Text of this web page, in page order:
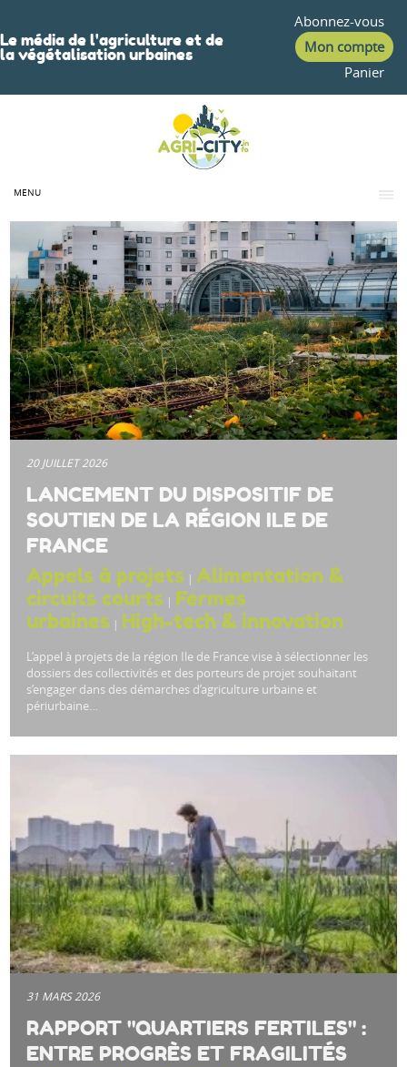
Le média de l'agriculture et de
la végétalisation urbaines
Abonnez-vous
Mon compte
Panier
MENU
20 JUILLET 2026
LANCEMENT DU DISPOSITIF DE
SOUTIEN DE LA RÉGION ILE DE
FRANCE
Appels à projets |Alimentation &
circuits courts | Fermes
urbaines | High-tech & innovation
L’appel à projets de la région Ile de France vise à sélectionner les
dossiers des collectivités et des porteurs de projet souhaitant
s’engager dans des démarches d’agriculture urbaine et
périurbaine…
31 MARS 2026
RAPPORT "QUARTIERS FERTILES" :
ENTRE PROGRÈS ET FRAGILITÉS